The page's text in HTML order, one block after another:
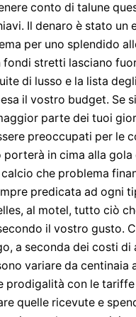
conto di talune
Il denaro è stato un
per uno splendido
fondi stretti lasciano
di lusso e la lista
il vostro budget. Se
parte dei tuoi
preoccupati per le
porterà in cima alla gola
che problema
predicata ad ogni
al motel, tutto ciò
il vostro gusto.
a seconda dei costi di
variare da centinaia
prodigalità con le tariffe
quelle ricevute e